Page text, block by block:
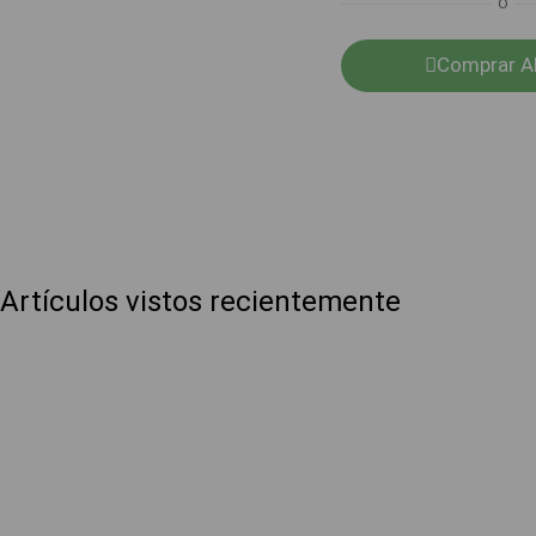
O
Comprar
Artículos vistos recientemente